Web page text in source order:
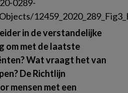
in de verstandelijke
om met de laatste
Wat vraagt het van
De Richtlijn
mensen met een